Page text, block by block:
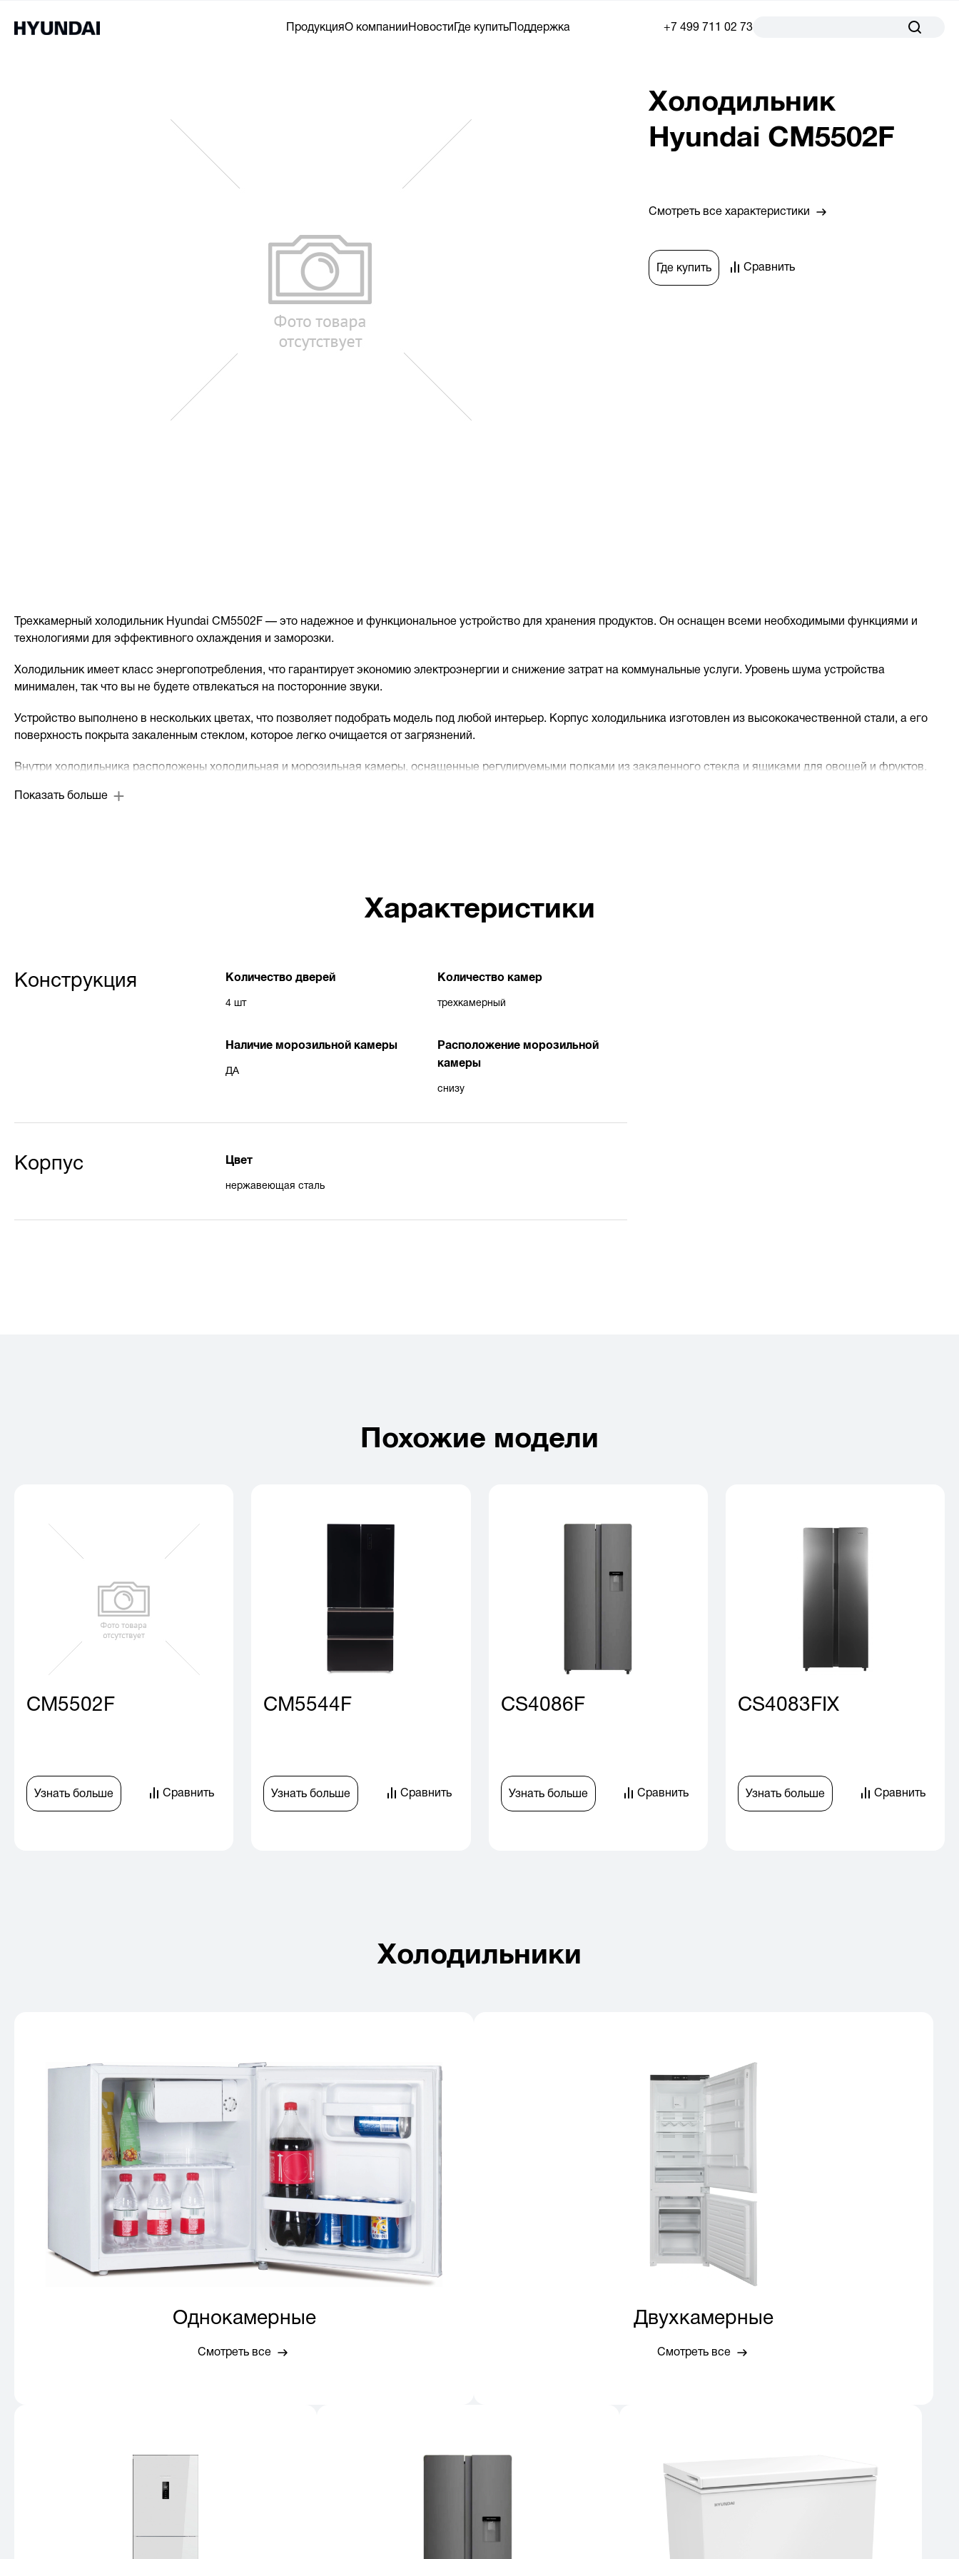
ПродукцияО компании Новости Где купить Поддержка +7 499 711 02 73
Холодильник
Hyundai CM5502F
Смотреть все характеристики
Где купить Сравнить
Трехкамерный холодильник Hyundai CM5502F — это надежное и функциональное устройство для хранения продуктов. Он оснащен всеми необходимыми функциями и
технологиями для эффективного охлаждения и заморозки.
Холодильник имеет класс энергопотребления, что гарантирует экономию электроэнергии и снижение затрат на коммунальные услуги. Уровень шума устройства
минимален, так что вы не будете отвлекаться на посторонние звуки.
Устройство выполнено в нескольких цветах, что позволяет подобрать модель под любой интерьер. Корпус холодильника изготовлен из высококачественной стали, а его
поверхность покрыта закаленным стеклом, которое легко очищается от загрязнений.
Внутри холодильника расположены холодильная и морозильная камеры, оснащенные регулируемыми полками из закаленного стекла и ящиками для овощей и фруктов.
Устройство имеет регулируемые ножки, которые позволяют установить холодильник на любой поверхности без необходимости дополнительной настройки.
семьи.
Показать больше
Характеристики
Конструкция Количество дверей
4 шт
Количество камер
трехкамерный
Наличие морозильной камеры
ДА
Расположение морозильной
камеры
снизу
Корпус Цвет
нержавеющая сталь
Похожие модели
CM5502F
Узнать больше Сравнить
CM5544F
Узнать больше Сравнить
CS4086F
Узнать больше Сравнить
CS4083FIX
Узнать больше Сравнить
Холодильники
Однокамерные
Смотреть все
Двухкамерные
Смотреть все